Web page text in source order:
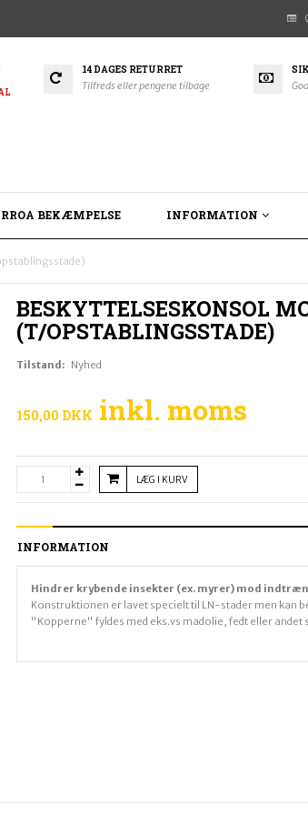
14 DAGES RETURRET
Tilfreds eller pengene tilbage
BEKÆMPELSE INFORMATION
BESKYTTELSESKONSOL
(T/OPSTABLINGSSTADE)
Tilstand: Nyhed
150,00 DKK inkl. moms
LÆG I KURV
INFORMATION
Hindrer krybende insekter (ex. myrer) mod
Konstruktionen er lavet specielt til LN-stader men kan
"Kopperne" fyldes med eks.vs madolie, fedt eller andet